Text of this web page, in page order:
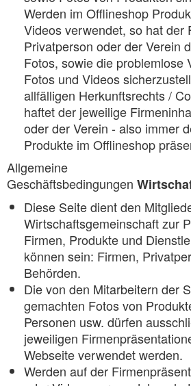
Werden im Offlineshop
Videos verwendet, so hat der
Privatperson oder der Verein
Fotos, sowie die problemlose
Fotos und Videos
allfälligen Herkunftsrechts /
haftet der jeweilige
oder der Verein - also immer
Produkte im Offlineshop
Allgemeine
Geschäftsbedingungen
Diese Seite dient den
Wirtschaftsgemeinschaft zur
Firmen, Produkte und
können sein: Firmen,
Behörden.
Die von den Mitarbeitern der
gemachten Fotos von
Personen usw. dürfen
jeweiligen
Webseite verwendet werden.
Werden auf der